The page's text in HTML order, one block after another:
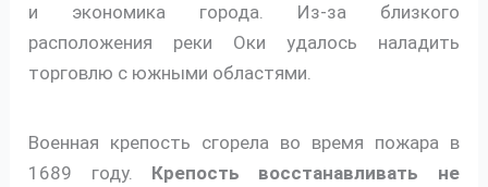
и экономика города. Из-за близкого
расположения реки Оки удалось наладить
торговлю с южными областями.
Военная крепость сгорела во время пожара в
1689 году. Крепость восстанавливать не